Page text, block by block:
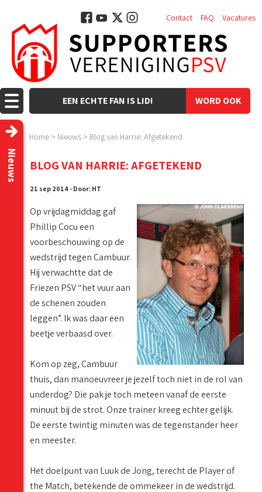
WORD OOK
EEN ECHTE FAN IS LID!
Contact FAQ Vacatures
Home > Nieuws > Blog van Harrie: Afgetekend
Nieuws BLOG VAN HARRIE: AFGETEKEND
21 sep 2014 - Door: HT
Op vrijdagmiddag gaf
Phillip Cocu een
voorbeschouwing op de
wedstrijd tegen Cambuur.
Hij verwachtte dat de
Friezen PSV “het vuur aan
de schenen zouden
leggen”. Ik was daar een
beetje verbaasd over.
Kom op zeg, Cambuur
thuis, dan manoeuvreer je jezelf toch niet in de rol van
underdog? Die pak je toch meteen vanaf de eerste
minuut bij de strot. Onze trainer kreeg echter gelijk.
De eerste twintig minuten was de tegenstander heer
en meester.
Het doelpunt van Luuk de Jong, terecht de Player of
the Match, betekende de ommekeer in de wedstrijd.